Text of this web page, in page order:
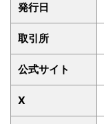
発行日
取引所
公式サイト
X